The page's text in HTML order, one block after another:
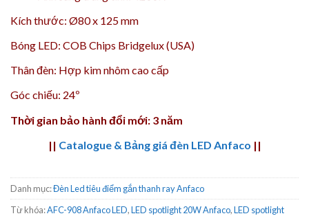
Kích thước: Ø80 x 125 mm
Bóng LED: COB Chips Bridgelux (USA)
Thân đèn: Hợp kim nhôm cao cấp
Góc chiếu: 24º
Thời gian bảo hành đổi mới: 3 năm
|| Catalogue & Bảng giá đèn LED Anfaco ||
Danh mục:Đèn Led tiêu điểm gắn thanh ray Anfaco
Từ khóa:AFC-908 Anfaco LED,LED spotlight 20W Anfaco,LED spotlight